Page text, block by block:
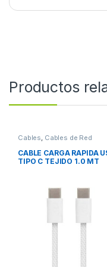
Productos
Cables, Cables de Red
CABLE CARGA RAPIDA
TIPO C TEJIDO 1.0 MT